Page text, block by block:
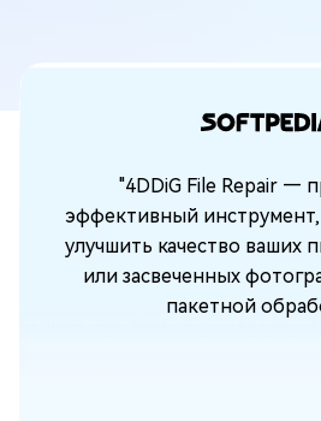
"4DDiG File Repair —
эффективный
улучшить качество ваших
или засвеченных
пакетной